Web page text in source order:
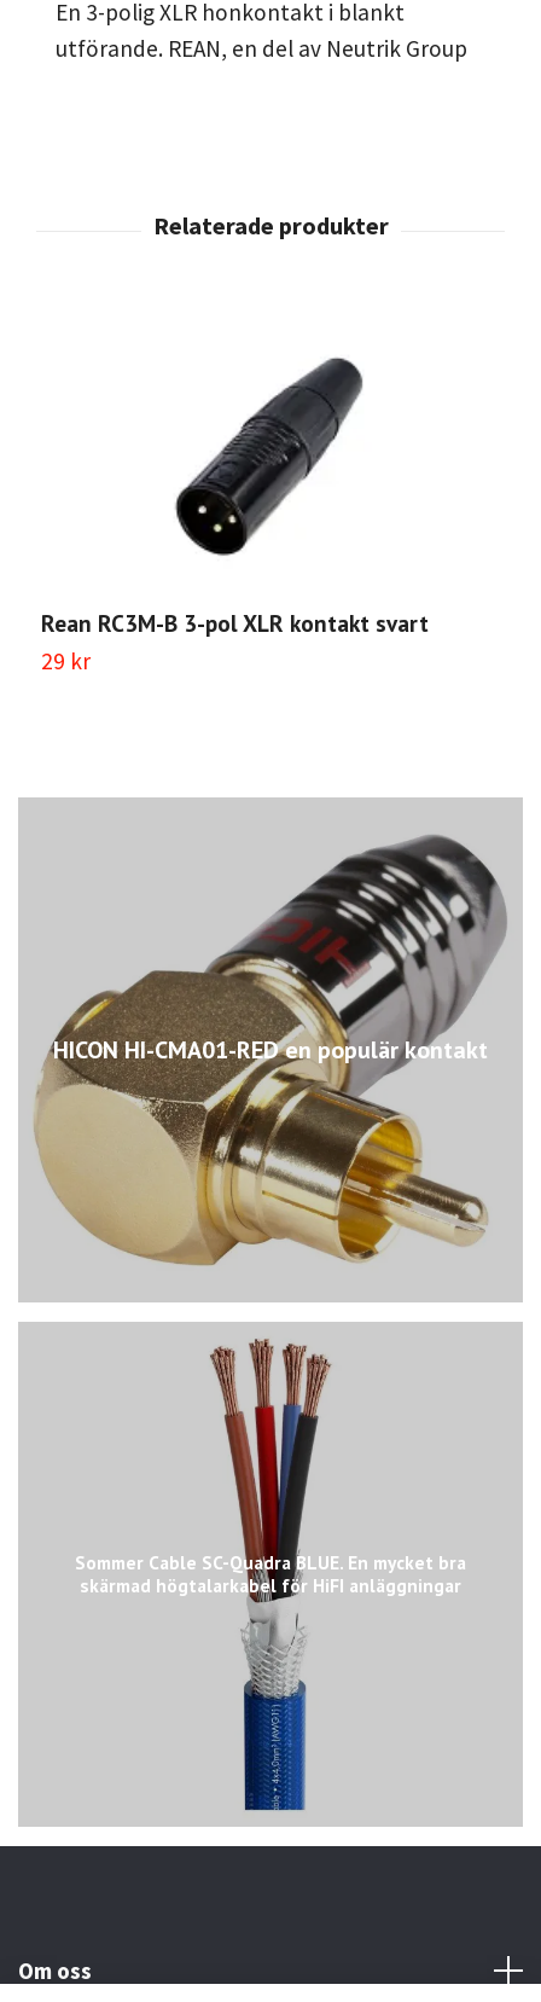
HICON HI-CMA01-RED en populär kontakt
Sommer Cable SC-Quadra BLUE. En mycket bra
skärmad högtalarkabel för HiFI anläggningar
En 3-polig XLR honkontakt i blankt
utförande. REAN, en del av Neutrik Group
Rean RC3M-B 3-pol XLR kontakt svart
29 kr
Om oss